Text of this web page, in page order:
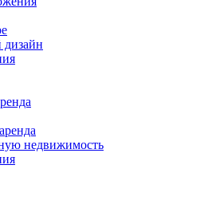
дизайн
недвижимость